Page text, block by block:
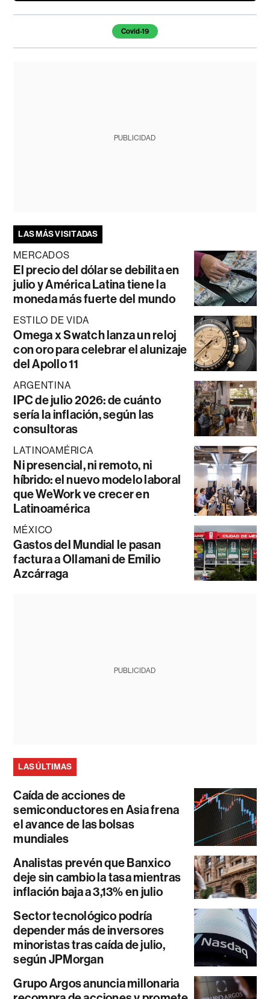
Temas de este artículoCovid-19
PUBLICIDAD
LAS MÁS VISITADAS
MERCADOS
El precio del dólar se debilita en
julio y América Latina tiene la
moneda más fuerte del mundo
ESTILO DE VIDA
Omega x Swatch lanza un reloj
con oro para celebrar el alunizaje
del Apollo 11
ARGENTINA
IPC de julio 2026: de cuánto
sería la inflación, según las
consultoras
LATINOAMÉRICA
Ni presencial, ni remoto, ni
híbrido: el nuevo modelo laboral
que WeWork ve crecer en
Latinoamérica
MÉXICO
Gastos del Mundial le pasan
factura a Ollamani de Emilio
Azcárraga
PUBLICIDAD
LAS ÚLTIMAS
Caída de acciones de
semiconductores en Asia frena
el avance de las bolsas
mundiales
Analistas prevén que Banxico
deje sin cambio la tasa mientras
inflación baja a 3,13% en julio
Sector tecnológico podría
depender más de inversores
minoristas tras caída de julio,
según JPMorgan
Grupo Argos anuncia millonaria